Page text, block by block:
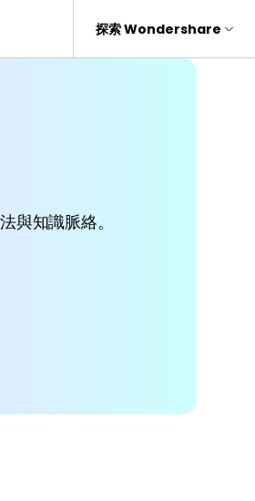
新聞中心
探索 Wondershare
工具
與知識脈絡。